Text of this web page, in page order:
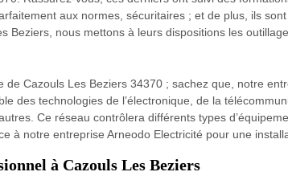
aux normes, sécuritaires ; et de plus, ils
Beziers, nous mettons à leurs dispositions les
Cazouls Les Beziers 34370 ; sachez que, notre
des technologies de l’électronique, de la
Ce réseau contrôlera différents types
à notre entreprise Arneodo Electricité pour une
à Cazouls Les Beziers